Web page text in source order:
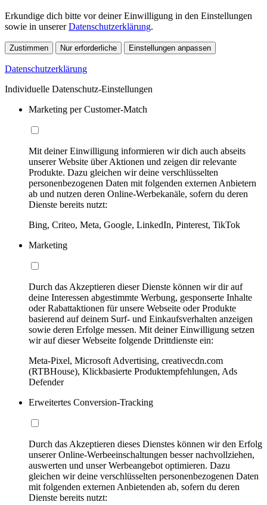
Erkundige dich bitte vor deiner Einwilligung in den Einstellungen
sowie in unsererDatenschutzerklärung.
Zustimmen Nur erforderliche Einstellungen anpassen
Datenschutzerklärung
Individuelle Datenschutz-Einstellungen
Marketing per Customer-Match
Mit deiner Einwilligung informieren wir dich auch abseits
unserer Website über Aktionen und zeigen dir relevante
Produkte. Dazu gleichen wir deine verschlüsselten
personenbezogenen Daten mit folgenden externen Anbietern
ab und nutzen deren Online-Werbekanäle, sofern du deren
Dienste bereits nutzt:
Bing, Criteo, Meta, Google, LinkedIn, Pinterest, TikTok
Marketing
Durch das Akzeptieren dieser Dienste können wir dir auf
deine Interessen abgestimmte Werbung, gesponserte Inhalte
oder Rabattaktionen für unsere Webseite oder Produkte
basierend auf deinem Surf- und Einkaufsverhalten anzeigen
sowie deren Erfolge messen. Mit deiner Einwilligung setzen
wir auf dieser Webseite folgende Drittdienste ein:
Meta-Pixel, Microsoft Advertising, creativecdn.com
(RTBHouse), Klickbasierte Produktempfehlungen, Ads
Defender
Erweitertes Conversion-Tracking
Durch das Akzeptieren dieses Dienstes können wir den Erfolg
unserer Online-Werbeeinschaltungen besser nachvollziehen,
auswerten und unser Werbeangebot optimieren. Dazu
gleichen wir deine verschlüsselten personenbezogenen Daten
mit folgenden externen Anbietenden ab, sofern du deren
Dienste bereits nutzt: